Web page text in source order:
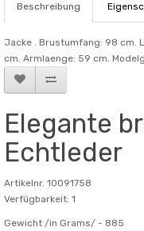
Beschreibung
Jacke . Brustumfang: 98 cm.
cm. Armlaenge: 59 cm.
Elegante
Echtleder
Artikelnr. 10091758
Verfügbarkeit: 1
Gewicht /in Grams/ - 885